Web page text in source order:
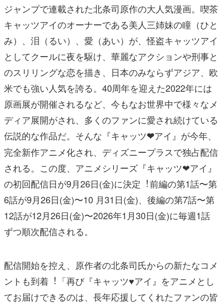
ジャンプで連載された北条司原作の⼤⼈気漫画。喫茶
キャッツアイのオーナーである美⼈三姉妹の瞳（ひと
み）、泪（るい）、愛（あい）が、怪盗キャッツアイ
としてクールに夜を駆け、華麗なアクションや刑事と
のスリリングな恋を描き、⽇本のみならずアジア、欧
⽶でも強い⼈気を誇る。40周年を迎えた2022年には
原画展が開催されるなど、今もなお世界中で様々なメ
ディア展開がされ、多くのファンに愛され続けている
伝説的な作品だ。そんな『キャッツ❤アイ』が今年、
完全新作アニメ化され、ディズニープラスで独占配信
される。この度、アニメシリーズ『キャッツ❤アイ』
の初回配信⽇が9⽉26⽇(⾦)に決定︕前編の第1話〜第
6話が9⽉26⽇(⾦)〜10 ⽉31⽇(⾦)、後編の第7話〜第
12話が12⽉26⽇(⾦)〜2026年1⽉30⽇(⾦)に毎週1話
ずつ順次配信される。
配信開始を控え、原作者の北条司⽒からの新たなコメ
ントも到着︕「再び『キャッツ♥アイ』をアニメとし
てお届けできるのは、⻑年応援してくれたファンの皆